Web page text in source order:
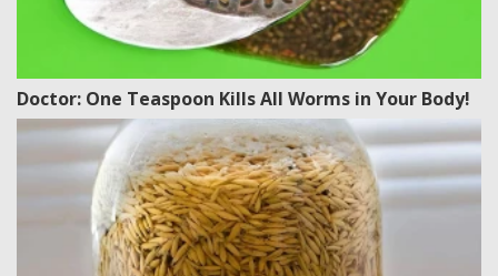
Doctor: One Teaspoon Kills All Worms in Your Body!